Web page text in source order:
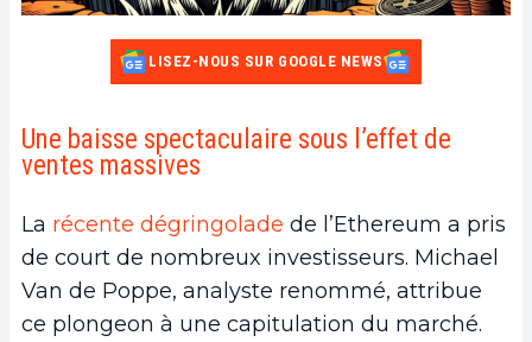
LISEZ-NOUS SUR GOOGLE NEWS
Une baisse spectaculaire sous l’effet de
ventes massives
La récente dégringolade de l’Ethereum a pris
de court de nombreux investisseurs. Michael
Van de Poppe, analyste renommé, attribue
ce plongeon à une capitulation du marché.